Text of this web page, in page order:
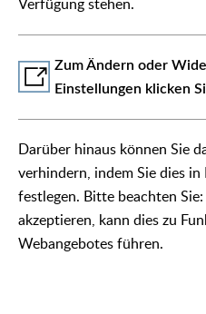
Verfügung stehen.
Zum Ändern oder
Einstellungen klicken
Darüber hinaus können Sie
verhindern, indem Sie dies
festlegen. Bitte beachten
akzeptieren, kann dies zu
Webangebotes führen.